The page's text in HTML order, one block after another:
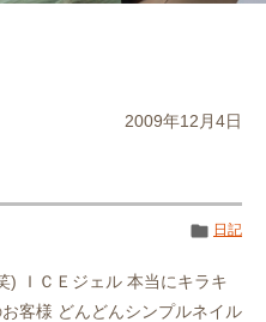
2009年12月4日
日記
) ＩＣＥジェル 本当にキラキ
客様 どんどんシンプルネイル